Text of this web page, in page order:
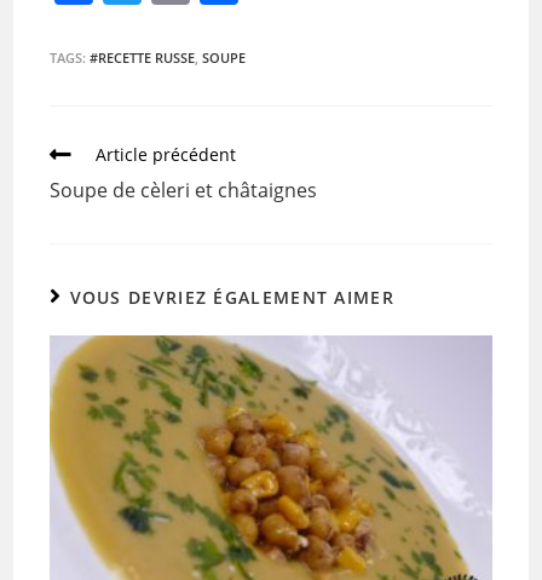
c
b
o
itt ai ta
TAGS:#RECETTE RUSSE SOUPE
Article précédent
Soupe de cèleri et châtaignes
VOUS DEVRIEZ ÉGALEMENT AIMER